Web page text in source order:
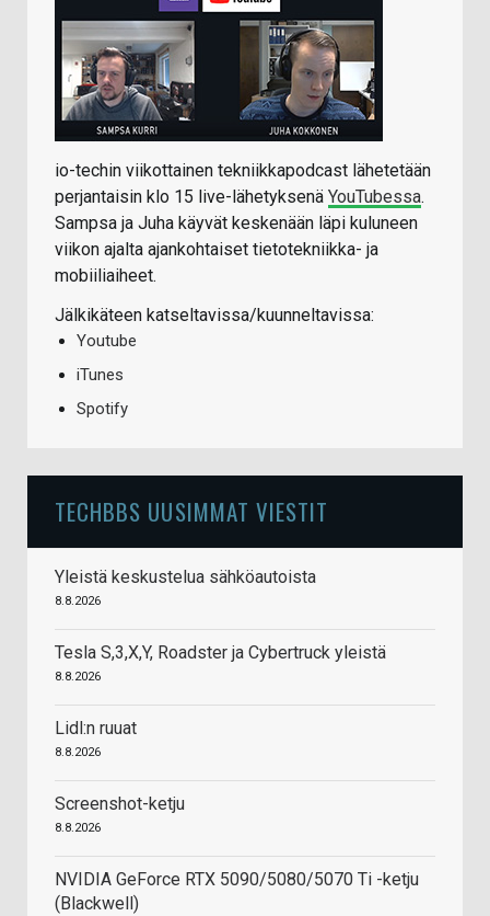
io-techin viikottainen tekniikkapodcast lähetetään
perjantaisin klo 15 live-lähetyksenä YouTubessa.
Sampsa ja Juha käyvät keskenään läpi kuluneen
viikon ajalta ajankohtaiset tietotekniikka- ja
mobiiliaiheet.
Jälkikäteen katseltavissa/kuunneltavissa:
Youtube
iTunes
Spotify
TECHBBS UUSIMMAT VIESTIT
Yleistä keskustelua sähköautoista
8.8.2026
Tesla S,3,X,Y, Roadster ja Cybertruck yleistä
8.8.2026
Lidl:n ruuat
8.8.2026
Screenshot-ketju
8.8.2026
NVIDIA GeForce RTX 5090/5080/5070 Ti -ketju
(Blackwell)